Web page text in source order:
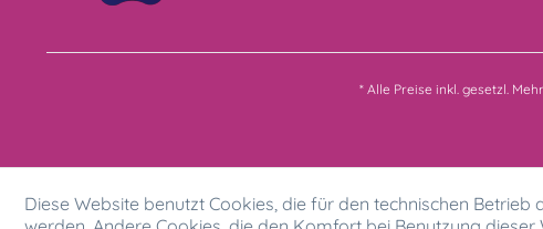
* Alle Preise inkl. gesetzl.
Diese Website benutzt Cookies, die für den technischen